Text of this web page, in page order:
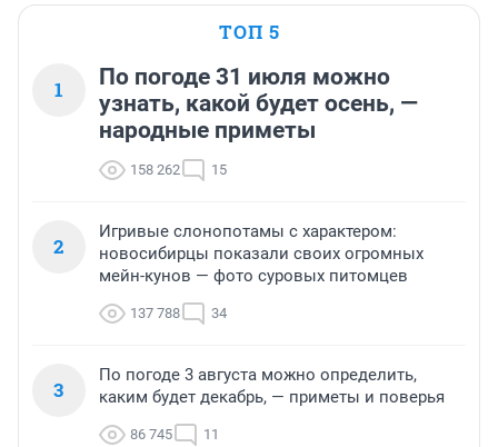
ТОП 5
1
По погоде 31 июля можно
узнать, какой будет осень, —
народные приметы
158 262 15
2
Игривые слонопотамы с характером:
новосибирцы показали своих огромных
мейн-кунов — фото суровых питомцев
137 788 34
3
По погоде 3 августа можно определить,
каким будет декабрь, — приметы и поверья
86 745 11